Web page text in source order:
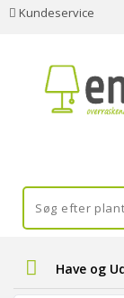
Kundeservice
Have og